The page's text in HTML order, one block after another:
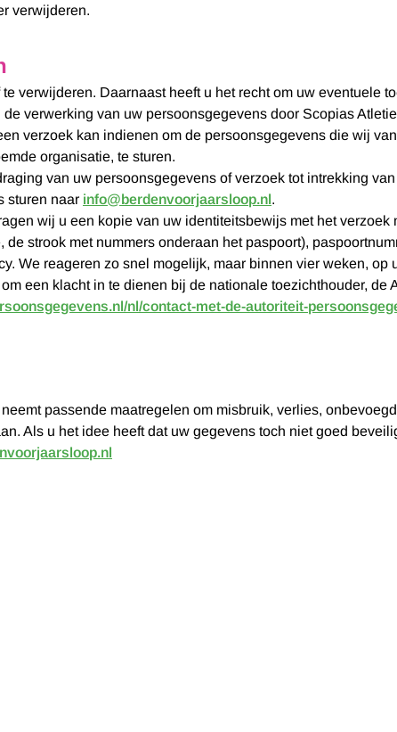
verwijderen.
verwijderen. Daarnaast heeft u het recht om uw eventuele
verwerking van uw persoonsgegevens door Scopias
verzoek kan indienen om de persoonsgegevens die wij
organisatie, te sturen.
van uw persoonsgegevens of verzoek tot intrekking
sturen naar info@berdenvoorjaarsloop.nl.
wij u een kopie van uw identiteitsbewijs met het verzoek
strook met nummers onderaan het paspoort),
We reageren zo snel mogelijk, maar binnen vier weken, op
een klacht in te dienen bij de nationale toezichthouder, de
nl/contact-met-de-autoriteit-
passende maatregelen om misbruik, verlies,
Als u het idee heeft dat uw gegevens toch niet goed